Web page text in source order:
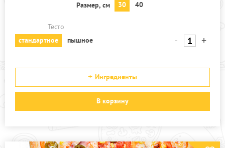
Размер, см 30 40
Тесто
стандартное
пышное - +
Ингредиенты
В корзину